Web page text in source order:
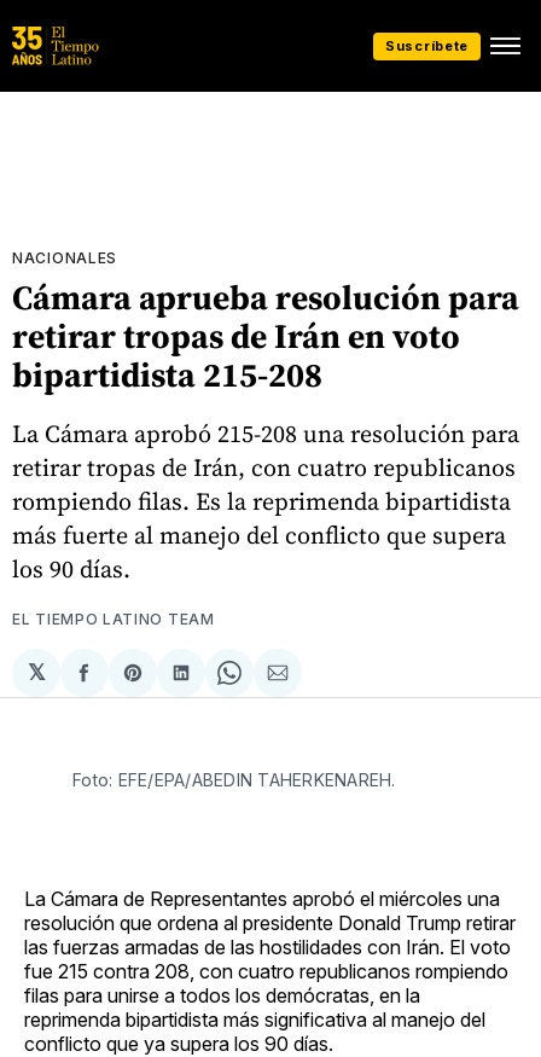
Suscríbete
NACIONALES
Cámara aprueba resolución para
retirar tropas de Irán en voto
bipartidista 215-208
La Cámara aprobó 215-208 una resolución para
retirar tropas de Irán, con cuatro republicanos
rompiendo filas. Es la reprimenda bipartidista
más fuerte al manejo del conflicto que supera
los 90 días.
EL TIEMPO LATINO TEAM
𝕏
Compartir
en
Share
on
Compartir
en
Share
on
Compartir
via
Foto: EFE/EPA/ABEDIN TAHERKENAREH.
La Cámara de Representantes aprobó el miércoles una
resolución que ordena al presidente Donald Trump retirar
las fuerzas armadas de las hostilidades con Irán. El voto
fue 215 contra 208, con cuatro republicanos rompiendo
filas para unirse a todos los demócratas, en la
reprimenda bipartidista más significativa al manejo del
conflicto que ya supera los 90 días.